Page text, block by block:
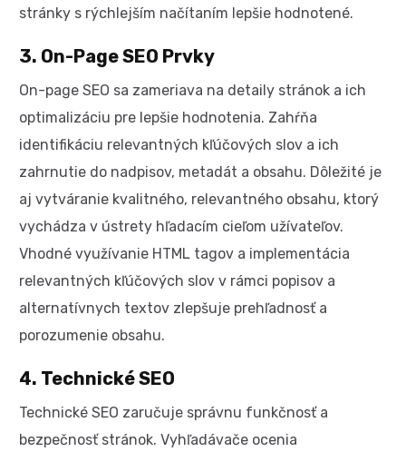
stránky s rýchlejším načítaním lepšie hodnotené.
3. On-Page SEO Prvky
On-page SEO sa zameriava na detaily stránok a ich
optimalizáciu pre lepšie hodnotenia. Zahŕňa
identifikáciu relevantných kľúčových slov a ich
zahrnutie do nadpisov, metadát a obsahu. Dôležité je
aj vytváranie kvalitného, relevantného obsahu, ktorý
vychádza v ústrety hľadacím cieľom užívateľov.
Vhodné využívanie HTML tagov a implementácia
relevantných kľúčových slov v rámci popisov a
alternatívnych textov zlepšuje prehľadnosť a
porozumenie obsahu.
4. Technické SEO
Technické SEO zaručuje správnu funkčnosť a
bezpečnosť stránok. Vyhľadávače ocenia